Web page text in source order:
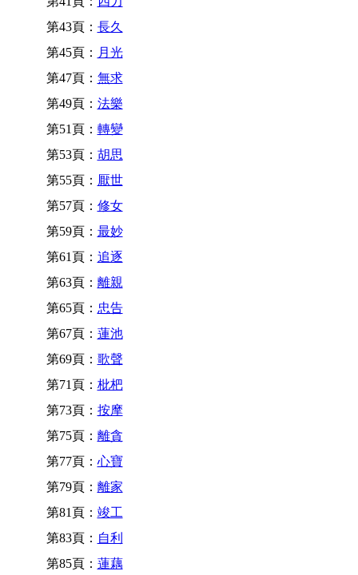
第43頁： 長久
第45頁： 月光
第47頁： 無求
第49頁： 法樂
第51頁： 轉變
第53頁： 胡思
第55頁： 厭世
第57頁： 修女
第59頁： 最妙
第61頁： 追逐
第63頁： 離親
第65頁： 忠告
第67頁： 蓮池
第69頁： 歌聲
第71頁： 枇杷
第73頁： 按摩
第75頁： 離貪
第77頁： 心寶
第79頁： 離家
第81頁： 竣工
第83頁： 自利
第85頁： 蓮藕